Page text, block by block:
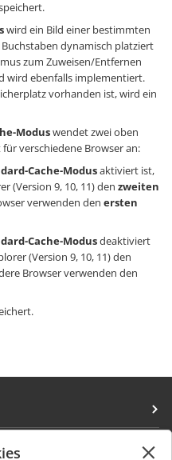
wird ein Bild einer bestimmten
dynamisch platziert
zum Zuweisen/Entfernen
wird ebenfalls implementiert.
vorhanden ist, wird ein
Moduswendet zwei oben
verschiedene Browser an:
Cache-Modusaktiviert ist,
(Version 9, 10, 11) den zweiten
verwenden den ersten
Cache-Modusdeaktiviert
(Version 9, 10, 11) den
Browser verwenden den